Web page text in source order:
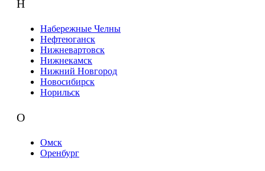
Н
Набережные Челны
Нефтеюганск
Нижневартовск
Нижнекамск
Нижний Новгород
Новосибирск
Норильск
О
Омск
Оренбург